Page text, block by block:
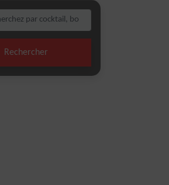
Rechercher